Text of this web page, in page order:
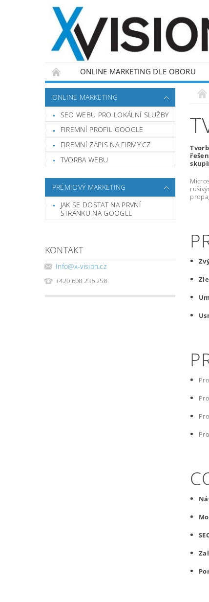
ONLINE MARKETING DLE OBORU
ONLINE MARKETING
SEO WEBU PRO LOKÁLNÍ SLUŽBY
FIREMNÍ PROFIL GOOGLE
FIREMNÍ ZÁPIS NA FIRMY.CZ
TVORBA WEBU
PRÉMIOVÝ MARKETING
JAK SE DOSTAT NA PRVNÍ
STRÁNKU NA GOOGLE
KONTAKT
Info@x-vision.cz
+420 608 236 258
Pro
Pro